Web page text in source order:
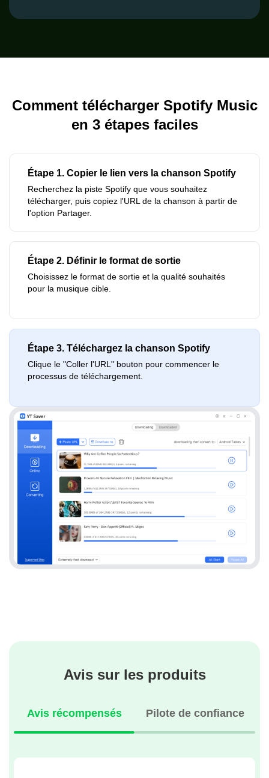
Comment télécharger Spotify Music
en 3 étapes faciles
Étape 1. Copier le lien vers la chanson Spotify
Recherchez la piste Spotify que vous souhaitez
télécharger, puis copiez l'URL de la chanson à partir de
l'option Partager.
Étape 2. Définir le format de sortie
Choisissez le format de sortie et la qualité souhaités
pour la musique cible.
Étape 3. Téléchargez la chanson Spotify
Clique le "Coller l'URL" bouton pour commencer le
processus de téléchargement.
Avis sur les produits
Avis récompensés Pilote de confiance